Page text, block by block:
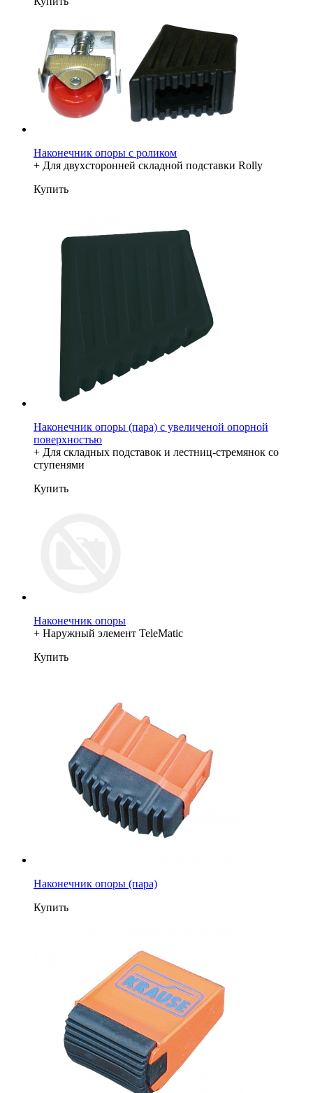
Наконечник опоры с роликом
+ Для двухсторонней складной подставки Rolly
Купить
Наконечник опоры (пара) с увеличеной опорной
поверхностью
+ Для складных подставок и лестниц-стремянок со
ступенями
Купить
Наконечник опоры
+ Наружный элемент TeleMatic
Купить
Наконечник опоры (пара)
Купить